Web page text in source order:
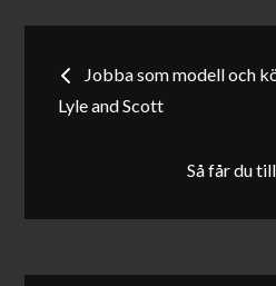
Jobba som modell och
Lyle and Scott
Så får du